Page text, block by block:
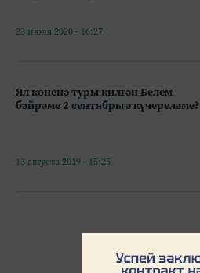
23 июля 2020 - 16:27
Ял көненә туры килгән Белем
бәйрәме 2 сентябрьгә күчереләме?
13 августа 2019 - 15:25